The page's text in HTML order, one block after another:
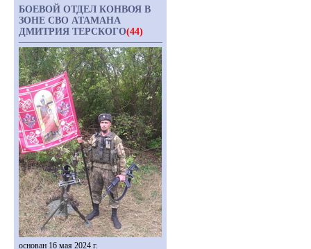
БОЕВОЙ ОТДЕЛ КОНВОЯ В
ЗОНЕ СВО АТАМАНА
ДМИТРИЯ ТЕРСКОГО(44)
основан 16 мая 2024 г.